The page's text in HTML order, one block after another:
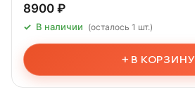
8900 ₽
В наличии (осталось 1 шт.)
+ В КОРЗИНУ